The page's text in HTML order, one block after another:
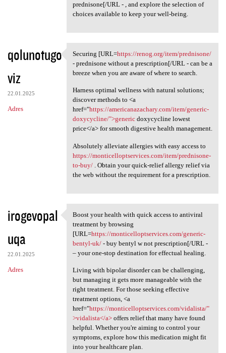
prednisone[/URL - , and explore the selection of
choices available to keep your well-being.
qolunotugo
viz
22.01.2025
Adres
Securing [URL=https://renog
Securing [URL=https://renog.org/item/prednisone/
- prednisone without a prescription[/URL - can be a
breeze when you are aware of where to search.
Harness optimal wellness with natural solutions;
discover methods to <a
href="https://americanazachary.com/item/generic-
doxycycline/">genericdoxycycline lowest
price</a> for smooth digestive health management.
Absolutely alleviate allergies with easy access to
https://monticelloptservices.com/item/prednisone-
to-buy/. Obtain your quick-relief allergy relief via
the web without the requirement for a prescription.
irogevopal
uqa
22.01.2025
Adres
Boost your health with quick
Boost your health with quick access to antiviral
treatment by browsing
[URL=https://monticelloptservices.com/generic-
bentyl-uk/- buy bentyl w not prescription[/URL -
– your one-stop destination for effectual healing.
Living with bipolar disorder can be challenging,
but managing it gets more manageable with the
right treatment. For those seeking effective
treatment options, <a
href="https://monticelloptservices.com/vidalista/"
>vidalista</a>offers relief that many have found
helpful. Whether you're aiming to control your
symptoms, explore how this medication might fit
into your healthcare plan.